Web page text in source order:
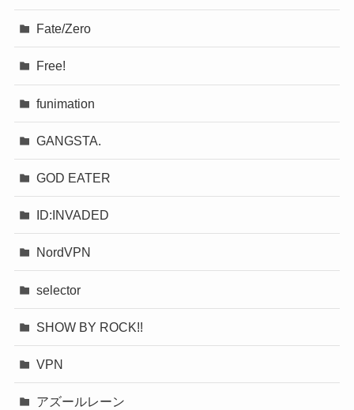
Fate/Zero
Free!
funimation
GANGSTA.
GOD EATER
ID:INVADED
NordVPN
selector
SHOW BY ROCK!!
VPN
アズールレーン